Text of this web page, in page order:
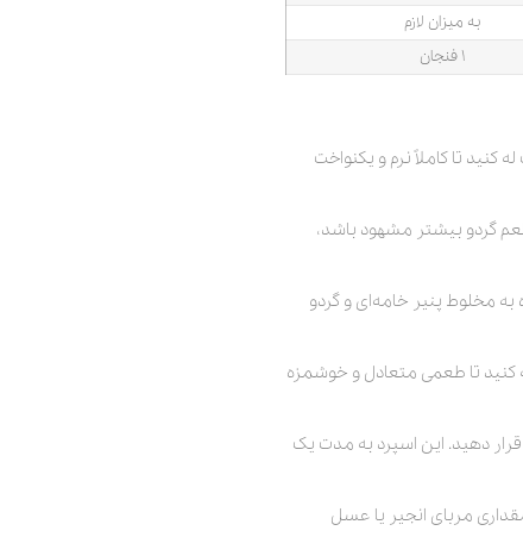
به میزان لازم
۱ فنجان
کنید تا کاملاً نرم و یکنواخت
گردو بیشتر مشهود باشد،
به مخلوط پنیر خامه‌ای و گردو
کنید تا طعمی متعادل و خوشمزه
دهید. این اسپرد به مدت یک
مربای انجیر یا عسل